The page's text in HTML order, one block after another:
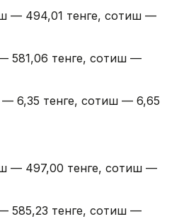
— 494,01 тенге, сотиш —
581,06 тенге, сотиш —
6,35 тенге, сотиш — 6,65
— 497,00 тенге, сотиш —
585,23 тенге, сотиш —